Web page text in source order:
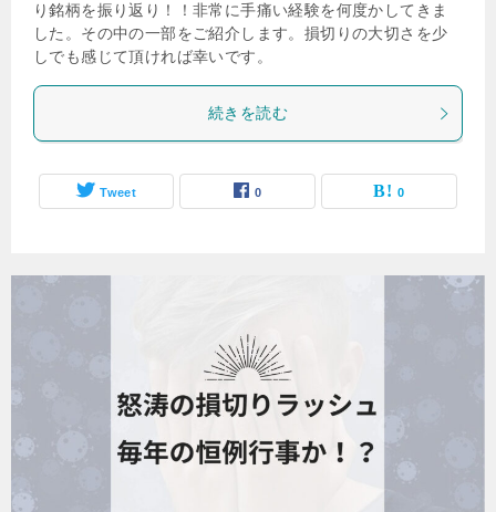
り銘柄を振り返り！！非常に手痛い経験を何度かしてきま
した。その中の一部をご紹介します。損切りの大切さを少
しでも感じて頂ければ幸いです。
続きを読む
Tweet 0 0